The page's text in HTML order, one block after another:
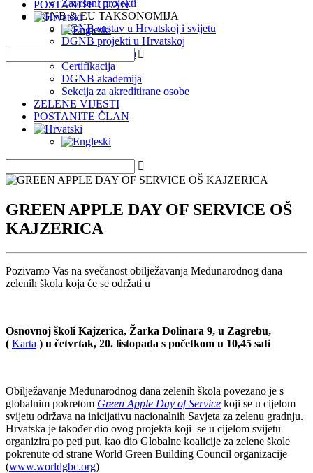
Završeni projekti
DGNB & EU TAKSONOMIJA
DGNB sustav u Hrvatskoj i svijetu
DGNB projekti u Hrvatskoj
EU Taksonomija
Certifikacija
DGNB akademija
Sekcija za akreditirane osobe
ZELENE VIJESTI
POSTANITE ČLAN
POSTANITE ČLAN
GREEN APPLE DAY OF SERVICE OŠ
KAJZERICA
Pozivamo Vas na svečanost obilježavanja Međunarodnog dana
zelenih škola koja će se održati u
Osnovnoj školi Kajzerica, Žarka Dolinara 9, u Zagrebu,
( Karta ) u četvrtak, 20. listopada s početkom u 10,45 sati
Obilježavanje Međunarodnog dana zelenih škola povezano je s
globalnim pokretom Green Apple Day of Service koji se u cijelom
svijetu održava na inicijativu nacionalnih Savjeta za zelenu gradnju.
Hrvatska je također dio ovog projekta koji se u cijelom svijetu
organizira po peti put, kao dio Globalne koalicije za zelene škole
pokrenute od strane World Green Building Council organizacije
(www.worldgbc.org)